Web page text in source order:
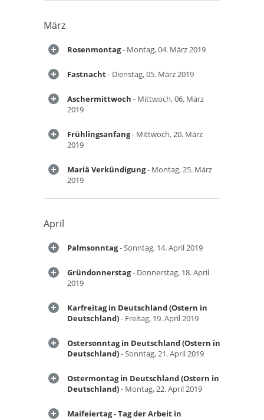
März
Rosenmontag- Montag, 04. März 2019
Fastnacht- Dienstag, 05. März 2019
Aschermittwoch - Mittwoch, 06. März
2019
Frühlingsanfang- Mittwoch, 20. März
2019
Mariä Verkündigung- Montag, 25. März
2019
April
Palmsonntag- Sonntag, 14. April 2019
Gründonnerstag- Donnerstag, 18. April
2019
Karfreitag in Deutschland (Ostern in
Deutschland)- Freitag, 19. April 2019
Ostersonntag in Deutschland (Ostern in
Deutschland)- Sonntag, 21. April 2019
Ostermontag in Deutschland (Ostern in
Deutschland)- Montag, 22. April 2019
Maifeiertag - Tag der Arbeit in